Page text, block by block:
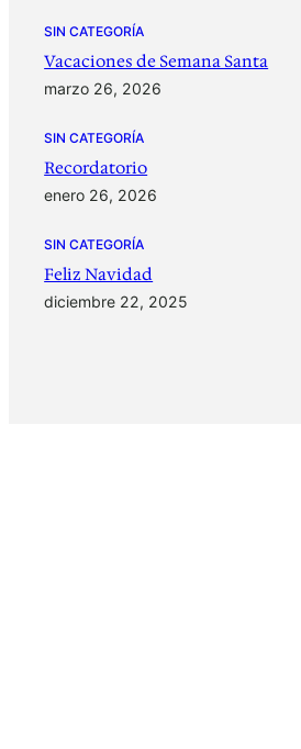
SIN CATEGORÍA
Vacaciones de Semana Santa
marzo 26, 2026
SIN CATEGORÍA
Recordatorio
enero 26, 2026
SIN CATEGORÍA
Feliz Navidad
diciembre 22, 2025